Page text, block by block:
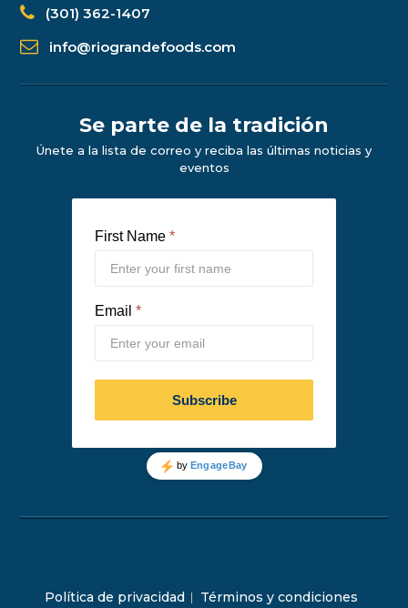
(301) 362-1407
info@riograndefoods.com
Se parte de la tradición
Únete a la lista de correo y reciba las últimas noticias y
eventos
Política de privacidad Términos y condiciones